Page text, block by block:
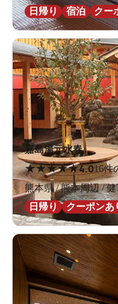
日帰り
宿泊 クー
嘉島湯元水春
★★★★★4.016件
熊本県 / 熊本周辺 /
日帰り
クーポンあ